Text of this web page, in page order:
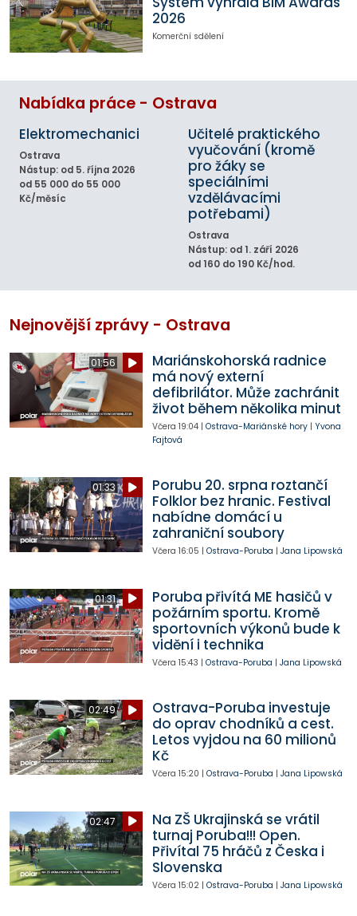
2026
Komerční sdělení
Nabídka práce - Ostrava
Elektromechanici
Ostrava
Nástup: od 5. října 2026
od 55 000 do 55 000
Kč/měsíc
Učitelé praktického
vyučování (kromě
pro žáky se
speciálními
vzdělávacími
potřebami)
Ostrava
Nástup: od 1. září 2026
od 160 do 190 Kč/hod.
Nejnovější zprávy - Ostrava
01:56
Mariánskohorská radnice
má nový externí
defibrilátor. Může zachránit
život během několika minut
Včera 19:04| Ostrava-Mariánské hory| Yvona
Fajtová
01:33
Porubu 20. srpna roztančí
Folklor bez hranic. Festival
nabídne domácí u
zahraniční soubory
Včera 16:05 | Ostrava-Poruba | Jana Lipowská
01:31
Poruba přivítá ME hasičů v
požárním sportu. Kromě
sportovních výkonů bude k
vidění i technika
Včera 15:43 | Ostrava-Poruba | Jana Lipowská
02:49
Ostrava-Poruba investuje
do oprav chodníků a cest.
Letos vyjdou na 60 milionů
Kč
Včera 15:20 | Ostrava-Poruba | Jana Lipowská
02:47
Na ZŠ Ukrajinská se vrátil
turnaj Poruba!!! Open.
Přivítal 75 hráčů z Česka i
Slovenska
Včera 15:02| Ostrava-Poruba | Jana Lipowská